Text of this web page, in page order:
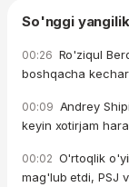
So'nggi
00:26 Ro'ziqul
boshqacha
00:09 Andrey
keyin xotirjam
00:02 O'rtoqlik
mag'lub etdi, PSJ